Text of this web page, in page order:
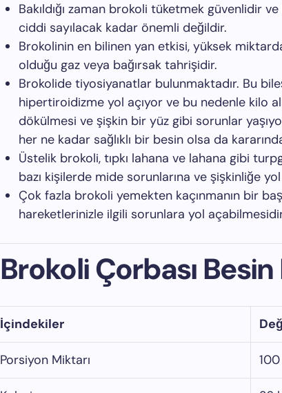
Bakıldığı zaman brokoli tüketmek güvenlidir
ciddi sayılacak kadar önemli değildir.
Brokolinin en bilinen yan etkisi, yüksek
olduğu gaz veya bağırsak tahrişidir.
Brokolide tiyosiyanatlar bulunmaktadır. Bu
hipertiroidizme yol açıyor ve bu nedenle kilo
dökülmesi ve şişkin bir yüz gibi sorunlar
her ne kadar sağlıklı bir besin olsa da
Üstelik brokoli, tıpkı lahana ve lahana gibi
bazı kişilerde mide sorunlarına ve şişkinliğe
Çok fazla brokoli yemekten kaçınmanın bir
hareketlerinizle ilgili sorunlara yol
Brokoli Çorbası
İçindekiler
Porsiyon Miktarı